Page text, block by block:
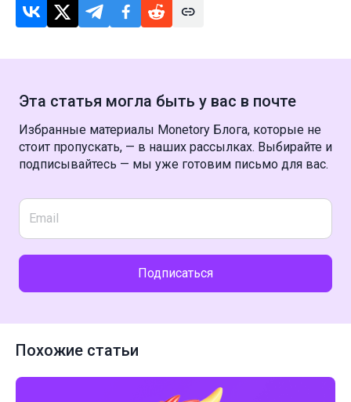
Эта статья могла быть у вас в почте
Избранные материалы Monetory Блога, которые не
стоит пропускать, — в наших рассылках. Выбирайте и
подписывайтесь — мы уже готовим письмо для вас.
Подписаться
Похожие статьи